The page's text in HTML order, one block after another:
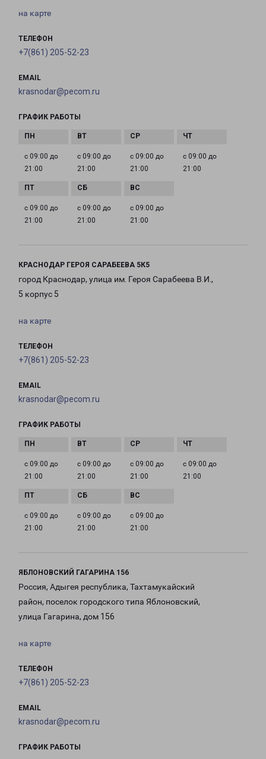
на карте
ТЕЛЕФОН
+7(861) 205-52-23
EMAIL
krasnodar@pecom.ru
ГРАФИК РАБОТЫ
с 09:00 до
21:00
с 09:00 до
21:00
с 09:00 до
21:00
с 09:00 до
21:00
с 09:00 до
21:00
с 09:00 до
21:00
с 09:00 до
21:00
КРАСНОДАР ГЕРОЯ САРАБЕЕВА 5К5
город Краснодар, улица им. Героя Сарабеева В.И.,
5 корпус 5
на карте
ТЕЛЕФОН
+7(861) 205-52-23
EMAIL
krasnodar@pecom.ru
ГРАФИК РАБОТЫ
с 09:00 до
21:00
с 09:00 до
21:00
с 09:00 до
21:00
с 09:00 до
21:00
с 09:00 до
21:00
с 09:00 до
21:00
с 09:00 до
21:00
ЯБЛОНОВСКИЙ ГАГАРИНА 156
Россия, Адыгея республика, Тахтамукайский
район, поселок городского типа Яблоновский,
улица Гагарина, дом 156
на карте
ТЕЛЕФОН
+7(861) 205-52-23
EMAIL
krasnodar@pecom.ru
ГРАФИК РАБОТЫ